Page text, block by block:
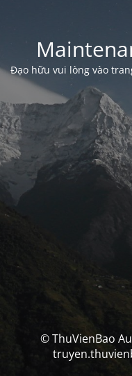
Đạo hữu vui lòng vào
© ThuVienBao